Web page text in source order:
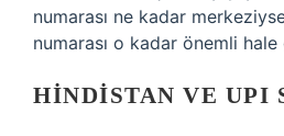
numarası ne kadar
numarası o kadar önemli
HINDISTAN VE UPI